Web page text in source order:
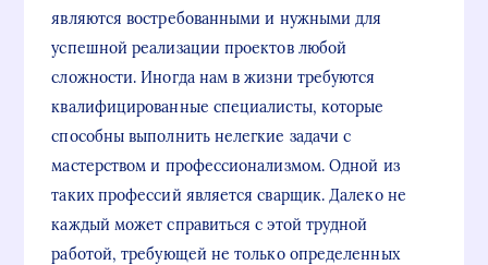
являются востребованными и нужными для
успешной реализации проектов любой
сложности. Иногда нам в жизни требуются
квалифицированные специалисты, которые
способны выполнить нелегкие задачи с
мастерством и профессионализмом. Одной из
таких профессий является сварщик. Далеко не
каждый может справиться с этой трудной
работой, требующей не только определенных